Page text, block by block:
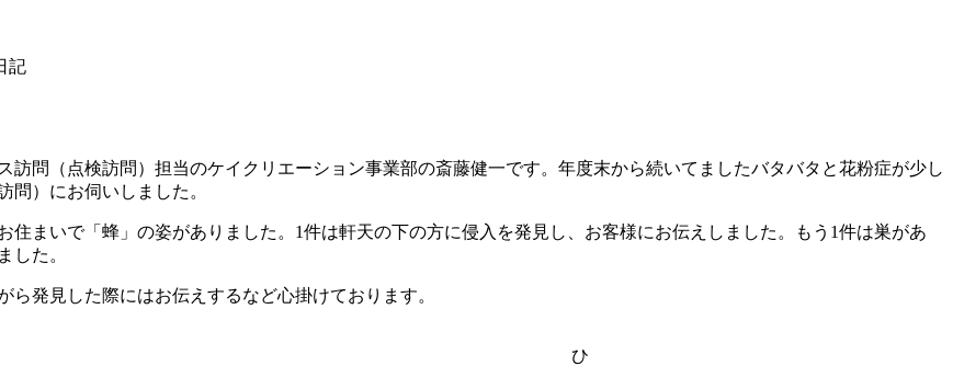
記
問（点検訪問）担当のケイクリエーション事業部の斎藤健一です。年度末から続いてましたバタバタと花粉症が少し
問）にお伺いしました。
まいで「蜂」の姿がありました。1件は軒天の下の方に侵入を発見し、お客様にお伝えしました。もう1件は巣があ
した。
発見した際にはお伝えするなど心掛けております。
ひ